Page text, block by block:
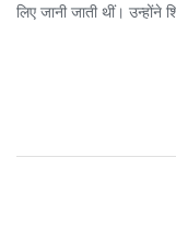
लिए जानी जाती थीं। उन्होंने